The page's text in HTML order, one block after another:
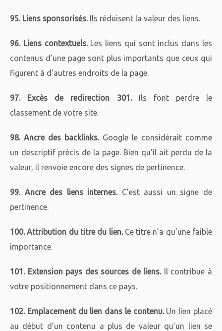
95. Liens sponsorisés.Ils réduisent la valeur des liens.
96. Liens contextuels.Les liens qui sont inclus dans les
contenus d’une page sont plus importants que ceux qui
figurent à d’autres endroits de la page.
97. Excès de redirection 301.Ils font perdre le
classement de votre site.
98. Ancre des backlinks.Google le considérait comme
un descriptif précis de la page. Bien qu’il ait perdu de la
valeur, il renvoie encore des signes de pertinence.
99. Ancre des liens internes.C’est aussi un signe de
pertinence.
100. Attribution du titre du lien.Ce titre n’a qu’une faible
importance.
101. Extension pays des sources de liens.Il contribue à
votre positionnement dans ce pays.
102. Emplacement du lien dans le contenu.Un lien placé
au début d’un contenu a plus de valeur qu’un lien se